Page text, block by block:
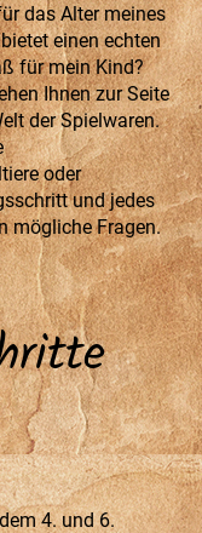
das Alter meines
einen echten
für mein Kind?
Ihnen zur Seite
der Spielwaren.
oder
und jedes
mögliche Fragen.
4. und 6.